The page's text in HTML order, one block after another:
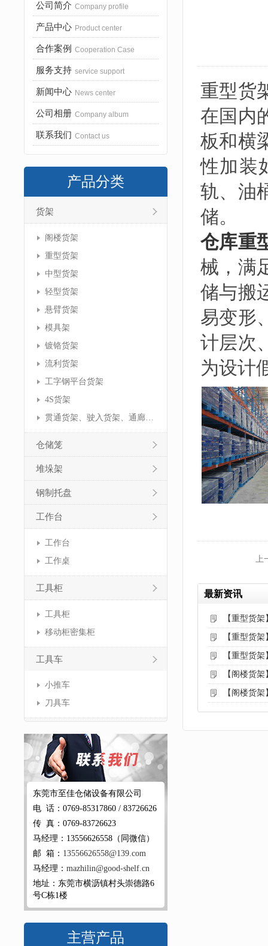
公司简介 Company profile
产品中心 Product center
合作案例 Cooperation Case
服务支持 service support
新闻中心 News center
公司相册 Company album
联系我们 Contact us
产品分类
货架
阁楼货架
重型货架
中型货架
轻型货架
悬臂货架
模具架
镀铬货架
流利货架
工字钢平台货架
4S货架
贯通货架、驶入货架、通廊货架
仓储笼
堆垛架
钢制托盘
工作台
工作台
工作桌
工具柜
工具柜
移动柜密集柜
工具车
小推车
刀具车
东莞市至佳仓储设备有限公司
电 话：0769-85317860 / 83726626
传 真：0769-83726623
马经理：13556626558（同微信）
邮 箱： 13556626558@139.com
马经理： mazhilin@good-shelf.cn
地址：东莞市横沥镇村头崇德路6
号C栋1楼
主营产品
重型货
在国内
板和横
性加装
轨、油
储。
仓库重
械，满
储与搬
易变形
计层次
为设计
上
最新资讯
【重型货
【重型货
【重型货
【阁楼货
【阁楼货